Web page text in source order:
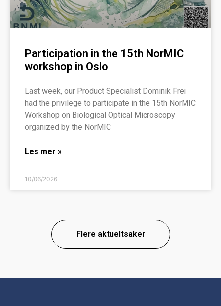
Participation in the 15th NorMIC
workshop in Oslo
Last week, our Product Specialist Dominik Frei
had the privilege to participate in the 15th NorMIC
Workshop on Biological Optical Microscopy
organized by the NorMIC
Les mer »
10/06/2026
Flere aktueltsaker